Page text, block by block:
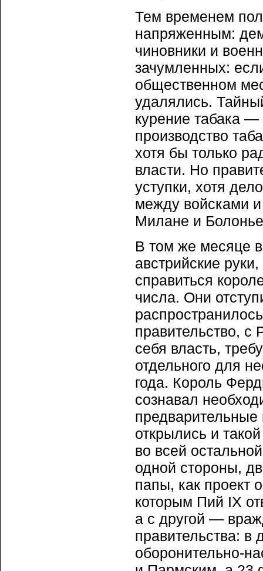
Тем временем
напряженным:
чиновники и
зачумленных:
общественном
удалялись.
курение табака —
производство
хотя бы только
власти. Но
уступки, хотя
между войсками
Милане и
В том же месяце
австрийские
справиться
числа. Они
правительство, с
себя власть,
отдельного для
года. Король
сознавал
открылись и
во всей
одной стороны,
папы, как проект
которым Пий IX
а с другой —
правительства: в
оборонительно-